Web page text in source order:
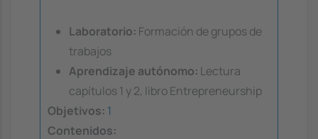
Laboratorio: Formación de grupos de
trabajos
Aprendizaje autónomo: Lectura
capítulos 1 y 2, libro Entrepreneurship
Objetivos: 1
Contenidos: